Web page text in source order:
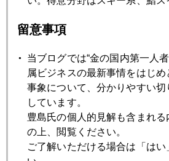
金１３００ドル台回復
2013年07月22日
ヘッジファンドの背中を押す「アベ
2013年07月19日
ジム・ロジャーズとお鮨
留意事項
当ブログでは“金の国内第一人
属ビジネスの最新事情をはじ
事象について、分かりやすい
しています。
豊島氏の個人的見解も含まれ
の上、閲覧ください。
ご了解いただける場合は「はい